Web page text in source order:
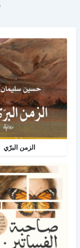
الزمن البرّي